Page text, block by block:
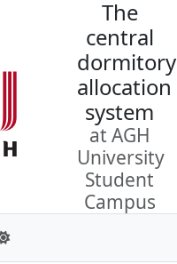
The
central
dormitory
allocation
system
at AGH
University
Student
Campus
Change theme